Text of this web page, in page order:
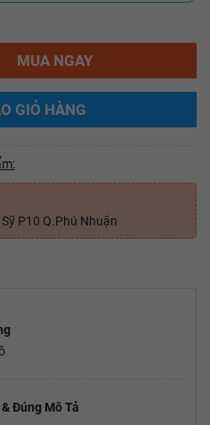
MUA NGAY
GIỎ HÀNG
P10 Q.Phú Nhuận
Đúng Mô Tả